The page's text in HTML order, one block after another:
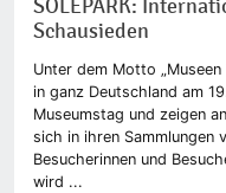
SOLEPARK:
Schausieden
Unter dem Motto
in ganz Deutschland am
Museumstag und zeigen
sich in ihren Sammlungen
Besucherinnen und
wird ...